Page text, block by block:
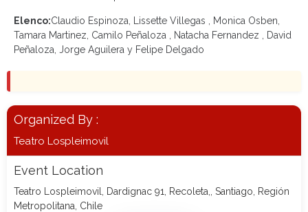
Elenco:Claudio Espinoza, Lissette Villegas , Monica Osben,
Tamara Martinez, Camilo Peñaloza , Natacha Fernandez , David
Peñaloza, Jorge Aguilera y Felipe Delgado
Organized By :
Teatro Lospleimovil
Event Location
Teatro Lospleimovil, Dardignac 91, Recoleta,, Santiago, Región
Metropolitana, Chile